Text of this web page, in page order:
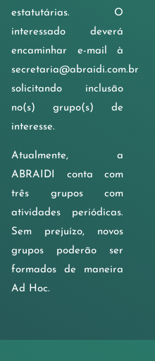
estatutárias. O
interessado deverá
encaminhar e-mail à
secretaria@abraidi.com.br
solicitando inclusão
no(s) grupo(s) de
interesse.
Atualmente, a
ABRAIDI conta com
três grupos com
atividades periódicas.
Sem prejuízo, novos
grupos poderão ser
formados de maneira
Ad Hoc.